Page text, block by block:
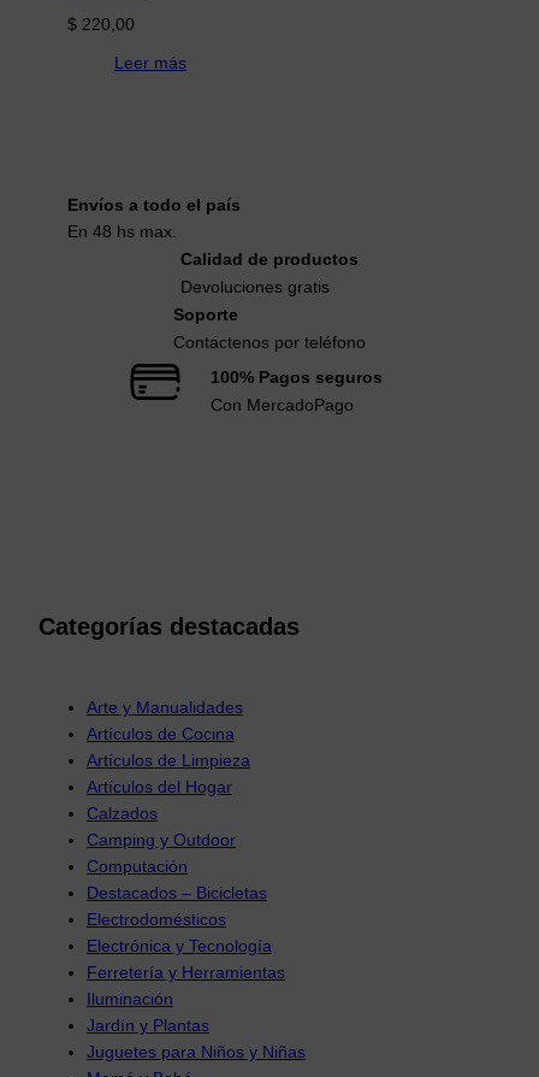
$ 220,00
Leer más
Envíos a todo el país
En 48 hs max.
Calidad de productos
Devoluciones gratis
Soporte
Contáctenos por teléfono
100% Pagos seguros
Con MercadoPago
Categorías destacadas
Arte y Manualidades
Artículos de Cocina
Artículos de Limpieza
Artículos del Hogar
Calzados
Camping y Outdoor
Computación
Destacados – Bicicletas
Electrodomésticos
Electrónica y Tecnología
Ferretería y Herramientas
Iluminación
Jardín y Plantas
Juguetes para Niños y Niñas